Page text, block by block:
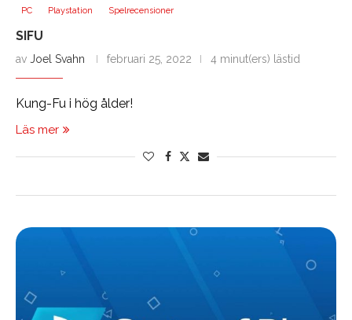
PC Playstation Spelrecensioner
SIFU
av Joel Svahn februari 25, 2022 4 minut(ers) lästid
Kung-Fu i hög ålder!
Läs mer